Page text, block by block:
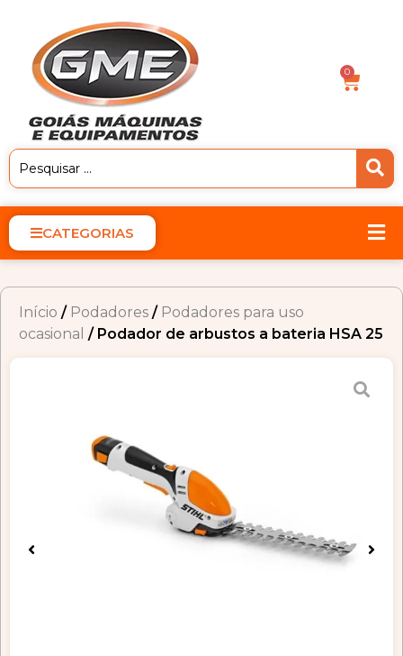
0
CATEGORIAS
Início / Podadores / Podadores para uso
ocasional / Podador de arbustos a bateria HSA 25